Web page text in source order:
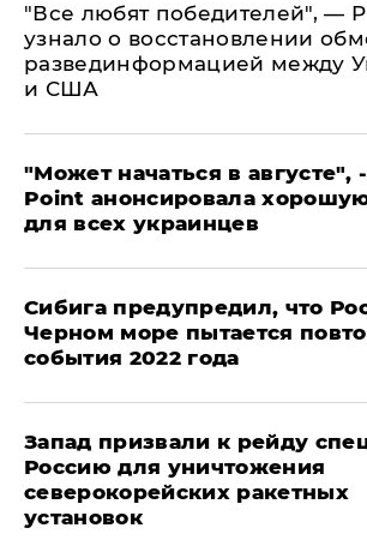
​"Все любят победителей", —
узнало о восстановлении
развединформацией между
и США
"Может начаться в августе",
Point анонсировала
для всех украинцев
Сибига предупредил, что
Черном море пытается
события 2022 года
Запад призвали к рейду
Россию для уничтожения
северокорейских ракетных
установок